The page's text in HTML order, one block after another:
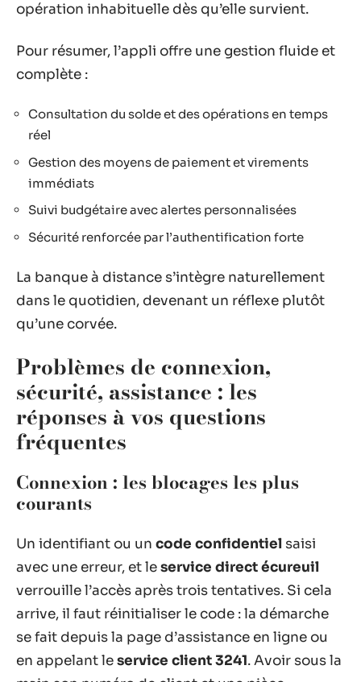
opération inhabituelle dès qu’elle survient.
Pour résumer, l’appli offre une gestion fluide et
complète :
Consultation du solde et des opérations en temps
réel
Gestion des moyens de paiement et virements
immédiats
Suivi budgétaire avec alertes personnalisées
Sécurité renforcée par l’authentification forte
La banque à distance s’intègre naturellement
dans le quotidien, devenant un réflexe plutôt
qu’une corvée.
Problèmes de connexion,
sécurité, assistance : les
réponses à vos questions
fréquentes
Connexion : les blocages les plus
courants
Un identifiant ou un code confidentiel saisi
avec une erreur, et leservice direct écureuil
verrouille l’accès après trois tentatives. Si cela
arrive, il faut réinitialiser le code : la démarche
se fait depuis la page d’assistance en ligne ou
en appelant leservice client 3241. Avoir sous la